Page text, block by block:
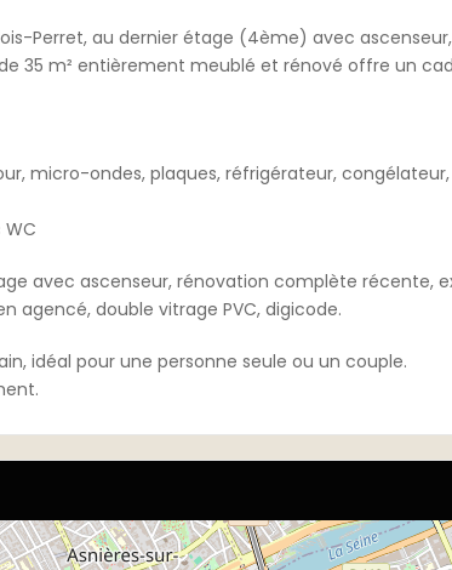
Perret, au dernier étage (4ème) avec
35 m² entièrement meublé et rénové offre un
micro-ondes, plaques, réfrigérateur, congélateur,
avec ascenseur, rénovation complète récente,
agencé, double vitrage PVC, digicode.
idéal pour une personne seule ou un couple.